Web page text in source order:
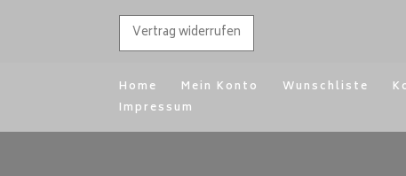
Vertrag widerrufen
Home Mein Konto Wunschliste
Impressum